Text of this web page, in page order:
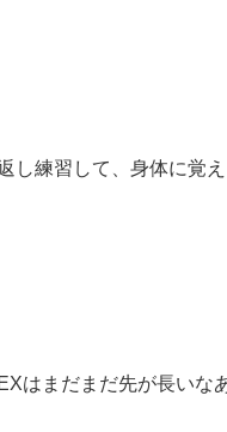
し練習して、身体に覚
はまだまだ先が長いな